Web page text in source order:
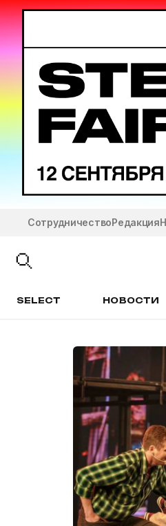
СотрудничествоРедакция
SELECT НОВОСТИ